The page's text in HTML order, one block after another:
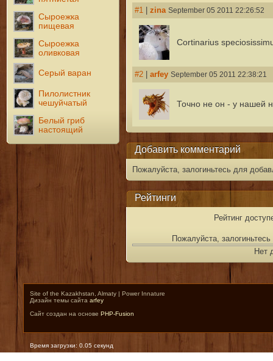
Сыроежка
пищевая
Сыроежка
оливковая
Серый варан
Пилолистник
чешуйчатый
Белый гриб
настоящий
#1| zina September 05 2011 22:26:52
Cortinarius
#2| arfey September 05 2011 22:38:21
Точно не он - у нашей
Добавить комментарий
Пожалуйста, залогиньтесь для
Рейтинги
Рейтинг
Пожалуйста,
Нет
Site of the Kazakhstan, Almaty | Power Innature
Дизайн темы сайта arfey
Сайт создан на основе PHP-Fusion
Время загрузки: 0.05 секунд